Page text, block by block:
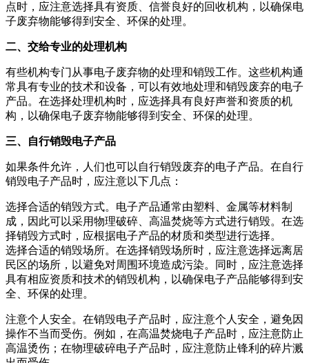
点时，应注意选择具有资质、信誉良好的回收机构，以确保电
子废弃物能够得到安全、环保的处理。
二、交给专业的处理机构
有些机构专门从事电子废弃物的处理和销毁工作。这些机构通
常具有专业的技术和设备，可以有效地处理和销毁废弃的电子
产品。在选择处理机构时，应选择具有良好声誉和资质的机
构，以确保电子废弃物能够得到安全、环保的处理。
三、自行销毁电子产品
如果条件允许，人们也可以自行销毁废弃的电子产品。在自行
销毁电子产品时，应注意以下几点：
选择合适的销毁方式。电子产品通常由塑料、金属等材料制
成，因此可以采用物理破碎、高温焚烧等方式进行销毁。在选
择销毁方式时，应根据电子产品的材质和类型进行选择。
选择合适的销毁场所。在选择销毁场所时，应注意选择远离居
民区的场所，以避免对周围环境造成污染。同时，应注意选择
具有相应资质和技术的销毁机构，以确保电子产品能够得到安
全、环保的处理。
注意个人安全。在销毁电子产品时，应注意个人安全，避免因
操作不当而受伤。例如，在高温焚烧电子产品时，应注意防止
高温烫伤；在物理破碎电子产品时，应注意防止锋利的碎片溅